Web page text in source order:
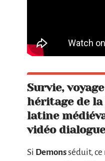
Survie,
héritage de
latine
vidéo
Si Demonsséduit, ce